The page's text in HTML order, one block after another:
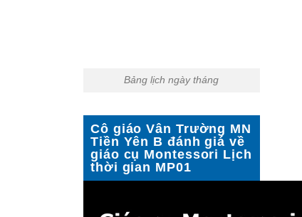
Bảng lịch ngày tháng
Cô giáo Vân Trường MN
Tiền Yên B đánh giá về
giáo cụ Montessori Lịch
thời gian MP01